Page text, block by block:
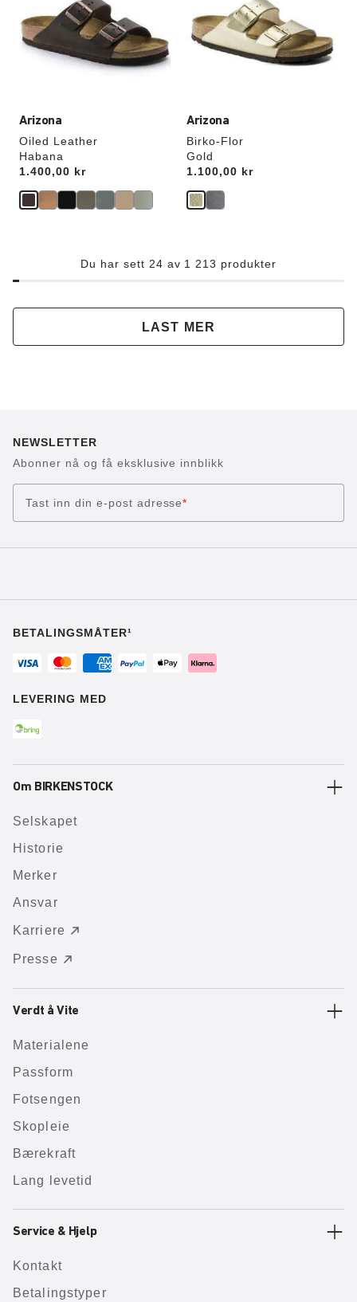
Arizona
Oiled Leather
Habana
Price:
1.400,00 kr
vil
oppdatere
produktbildet
Arizona
Birko-Flor
Gold
Price:
1.100,00 kr
vil
oppdatere
produktbildet
Du har sett 24 av 1 213 produkter
LAST MER
NEWSLETTER
Abonner nå og få eksklusive innblikk
Tast inn din e-post adresse*
BETALINGSMÅTER¹
LEVERING MED
Om BIRKENSTOCK
Selskapet
Historie
Merker
Ansvar
Karriere
Presse
Verdt å Vite
Materialene
Passform
Fotsengen
Skopleie
Bærekraft
Lang levetid
Service & Hjelp
Kontakt
Betalingstyper